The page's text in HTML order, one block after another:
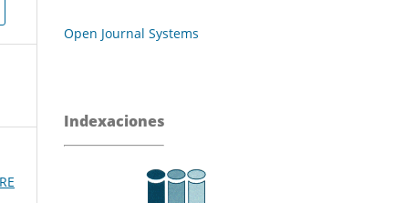
Open Journal Systems
Indexaciones